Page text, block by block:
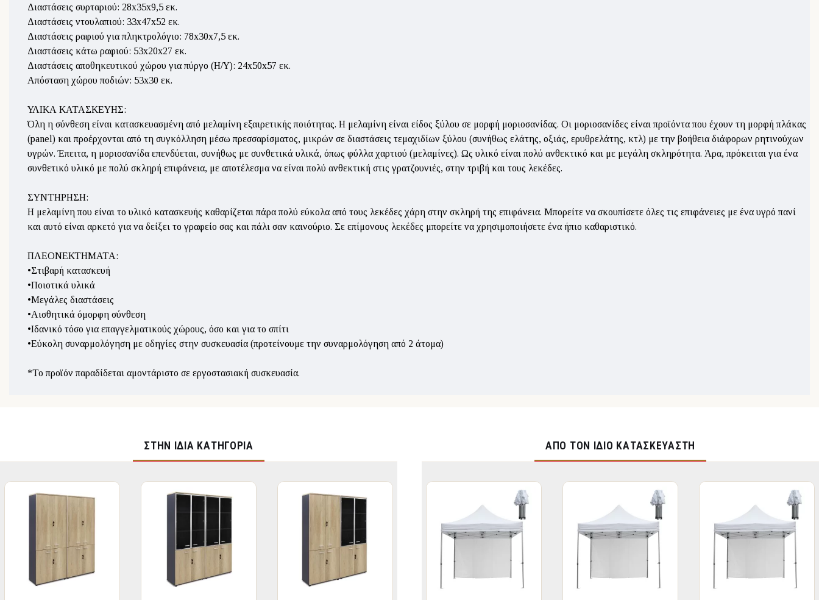
Διαστάσεις συρταριού: 28x35x9,5 εκ.
Διαστάσεις ντουλαπιού: 33x47x52 εκ.
Διαστάσεις ραφιού για πληκτρολόγιο: 78x30x7,5 εκ.
Διαστάσεις κάτω ραφιού: 53x20x27 εκ.
Διαστάσεις αποθηκευτικού χώρου για πύργο (Η/Υ): 24x50x57 εκ.
Απόσταση χώρου ποδιών: 53x30 εκ.
ΥΛΙΚΑ ΚΑΤΑΣΚΕΥΗΣ:
Όλη η σύνθεση είναι κατασκευασμένη από μελαμίνη εξαιρετικής ποιότητας. Η μελαμίνη είναι είδος ξύλου σε μορφή μοριοσανίδας. Οι μοριοσανίδες είναι προϊόντα που έχουν τη μορφή πλάκας
(panel) και προέρχονται από τη συγκόλληση μέσω πρεσσαρίσματος, μικρών σε διαστάσεις τεμαχιδίων ξύλου (συνήθως ελάτης, οξιάς, ερυθρελάτης, κτλ) με την βοήθεια διάφορων ρητινούχων
υγρών. Έπειτα, η μοριοσανίδα επενδύεται, συνήθως με συνθετικά υλικά, όπως φύλλα χαρτιού (μελαμίνες). Ως υλικό είναι πολύ ανθεκτικό και με μεγάλη σκληρότητα. Άρα, πρόκειται για ένα
συνθετικό υλικό με πολύ σκληρή επιφάνεια, με αποτέλεσμα να είναι πολύ ανθεκτική στις γρατζουνιές, στην τριβή και τους λεκέδες.
ΣΥΝΤΗΡΗΣΗ:
Η μελαμίνη που είναι το υλικό κατασκευής καθαρίζεται πάρα πολύ εύκολα από τους λεκέδες χάρη στην σκληρή της επιφάνεια. Μπορείτε να σκουπίσετε όλες τις επιφάνειες με ένα υγρό πανί
και αυτό είναι αρκετό για να δείξει το γραφείο σας και πάλι σαν καινούριο. Σε επίμονους λεκέδες μπορείτε να χρησιμοποιήσετε ένα ήπιο καθαριστικό.
ΠΛΕΟΝΕΚΤΗΜΑΤΑ:
•Στιβαρή κατασκευή
•Ποιοτικά υλικά
•Μεγάλες διαστάσεις
•Αισθητικά όμορφη σύνθεση
•Ιδανικό τόσο για επαγγελματικούς χώρους, όσο και για το σπίτι
•Εύκολη συναρμολόγηση με οδηγίες στην συσκευασία (προτείνουμε την συναρμολόγηση από 2 άτομα)
*Το προϊόν παραδίδεται αμοντάριστο σε εργοστασιακή συσκευασία.
ΣΤΉΝ ΊΔΙΑ ΚΑΤΗΓΟΡΊΑ ΑΠΌ ΤΟΝ ΊΔΙΟ ΚΑΤΑΣΚΕΥΑΣΤΉ